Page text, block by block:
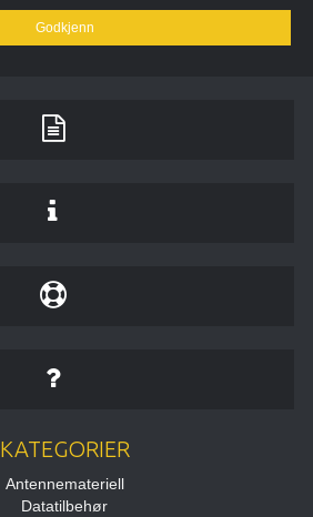
Godkjenn
KATEGORIER
Antennemateriell
Datatilbehør